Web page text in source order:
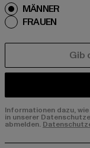
MÄNNER
FRAUEN
Informationen dazu,
in unserer
abmelden.